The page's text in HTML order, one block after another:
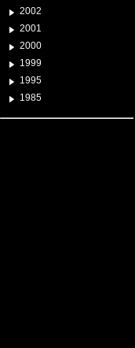
2002
2001
2000
1999
1995
1985